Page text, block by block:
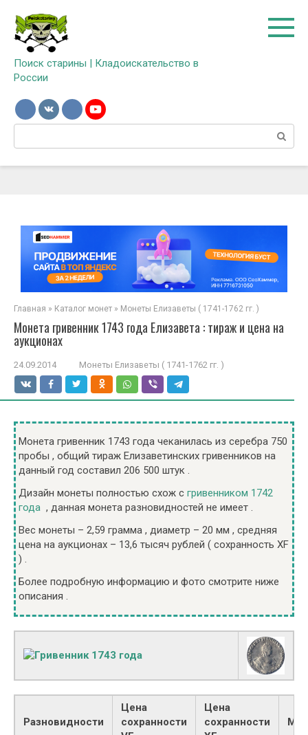
контенту
Поиск старины | Кладоискательство в
России
Главная » Каталог монет » Монеты Елизаветы ( 1741-1762 гг. )
Монета гривенник 1743 года Елизавета : тираж и цена на
аукционах
24.09.2014 Монеты Елизаветы ( 1741-1762 гг. )
Монета гривенник 1743 года чеканилась из серебра 750
пробы , общий тираж Елизаветинских гривенников на
данный год составил 206 500 штук .
Дизайн монеты полностью схож с гривенником 1742
года , данная монета разновидностей не имеет .
Вес монеты – 2,59 грамма , диаметр – 20 мм , средняя
цена на аукционах – 13,6 тысяч рублей ( сохранность XF
) .
Более подробную информацию и фото смотрите ниже
описания .
Разновидности
Цена
сохранности
Цена
сохранности